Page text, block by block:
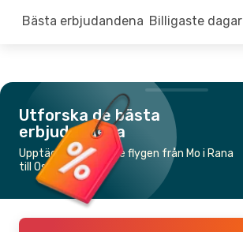
Bästa erbjudandena Billigaste dagar
Utforska de bästa
erbjudandena
Upptäck de billigaste flygen från Mo i Rana
till Oslo